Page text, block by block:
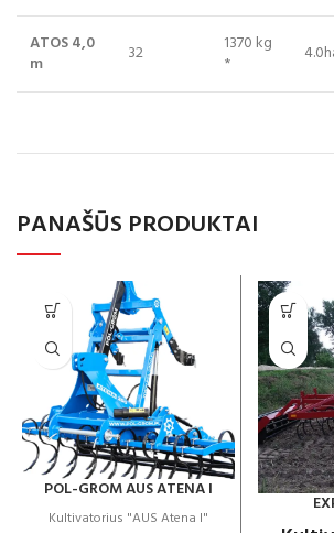
ATOS 4,0
m
32
1370 kg
*
PANAŠŪS PRODUKTAI
POL-GROM AUS ATENA I
Kultivatorius "AUS Atena I"